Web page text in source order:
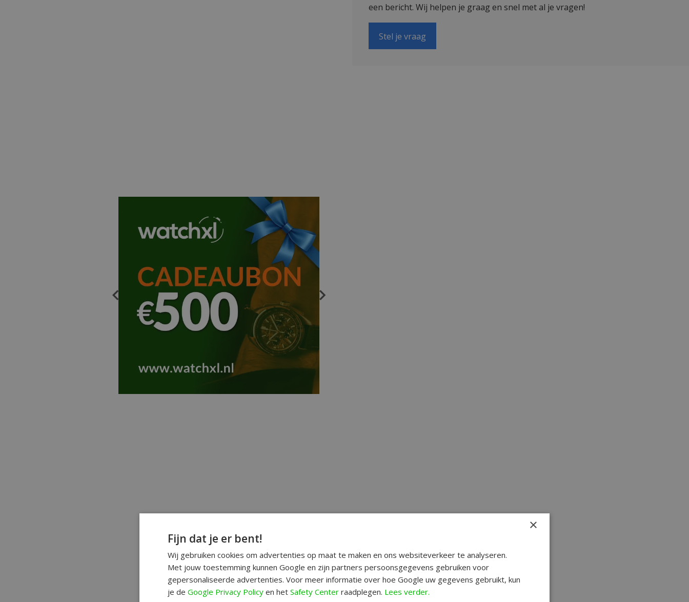
een bericht. Wij helpen je graag en snel met al je vragen!
Stel je vraag
×
Fijn dat je er bent!
Wij gebruiken cookies om advertenties op maat te maken en ons websiteverkeer te analyseren.
Met jouw toestemming kunnen Google en zijn partners persoonsgegevens gebruiken voor
gepersonaliseerde advertenties. Voor meer informatie over hoe Google uw gegevens gebruikt, kun
je de Google Privacy Policy en het Safety Center raadplegen. Lees verder.